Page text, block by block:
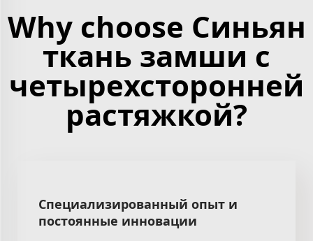
Why choose Синьян
ткань замши с
четырехсторонней
растяжкой?
Специализированный опыт и
постоянные инновации